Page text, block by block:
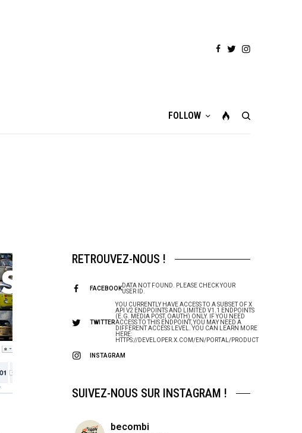
FOLLOW
RETROUVEZ-NOUS !
FACEBOOKDATA NOT FOUND. PLEASE CHECK YOUR
USER ID.
TWITTER
YOU CURRENTLY HAVE ACCESS TO A SUBSET OF X
API V2 ENDPOINTS AND LIMITED V1.1 ENDPOINTS
(E.G. MEDIA POST, OAUTH) ONLY. IF YOU NEED
ACCESS TO THIS ENDPOINT, YOU MAY NEED A
DIFFERENT ACCESS LEVEL. YOU CAN LEARN MORE
HERE:
HTTPS://DEVELOPER.X.COM/EN/PORTAL/PRODUCT
INSTAGRAM
SUIVEZ-NOUS SUR INSTAGRAM !
becombi